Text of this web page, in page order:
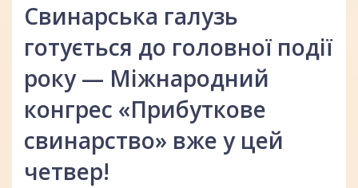
Свинарська галузь
готується до головної події
року — Міжнародний
конгрес «Прибуткове
свинарство» вже у цей
четвер!